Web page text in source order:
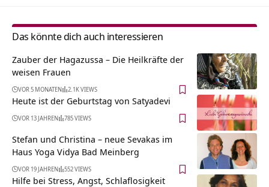
Das könnte dich auch interessieren
Zauber der Hagazussa – Die Heilkräfte der
weisen Frauen
VOR 5 MONATEN 2.1K VIEWS
Heute ist der Geburtstag von Satyadevi
VOR 13 JAHREN 785 VIEWS
Stefan und Christina – neue Sevakas im
Haus Yoga Vidya Bad Meinberg
VOR 19 JAHREN 552 VIEWS
Hilfe bei Stress, Angst, Schlaflosigkeit